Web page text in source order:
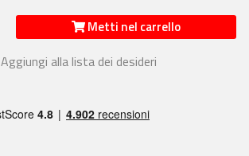
Metti nel carrello
Aggiungi alla lista dei desideri